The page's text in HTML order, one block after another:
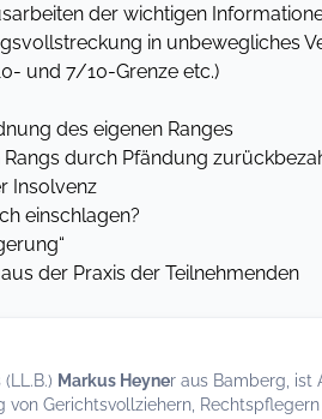
der wichtigen
in unbewegliches
und 7/10-Grenze etc.)
des eigenen Ranges
durch Pfändung
Insolvenz
einschlagen?
der Praxis der Teilnehmenden
Markus Heyner aus Bamberg, ist
Gerichtsvollziehern,